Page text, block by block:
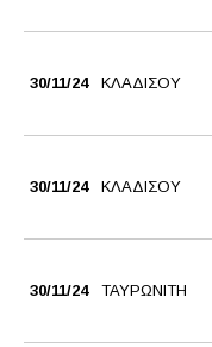
30/11/24 ΚΛΑΔΙΣΟΥ
30/11/24 ΚΛΑΔΙΣΟΥ
30/11/24 ΤΑΥΡΩΝΙΤΗ